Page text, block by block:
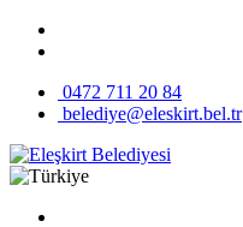
0472 711 20 84
belediye@eleskirt.bel.tr